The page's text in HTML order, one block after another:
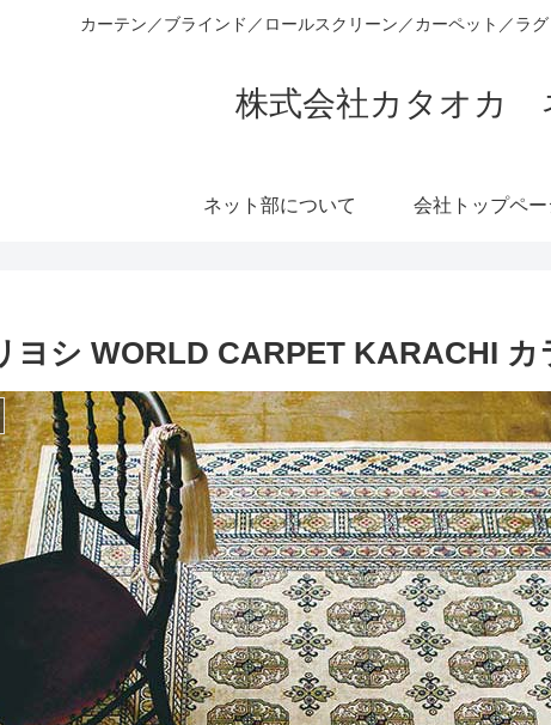
カーテン／ブラインド／ロールスクリーン／カーペット／ラ
株式会社カタオカ
ネット部について 会社トップペー
ヨシ WORLD CARPET KARACHI カ